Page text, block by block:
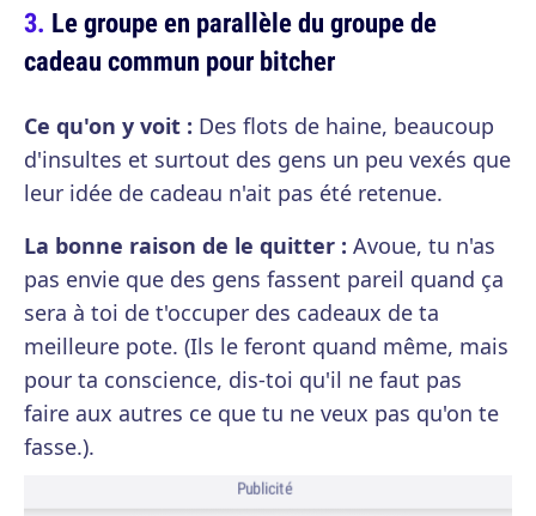
Le groupe en parallèle du groupe de
cadeau commun pour bitcher
Ce qu'on y voit : Des flots de haine, beaucoup
d'insultes et surtout des gens un peu vexés que
leur idée de cadeau n'ait pas été retenue.
La bonne raison de le quitter : Avoue, tu n'as
pas envie que des gens fassent pareil quand ça
sera à toi de t'occuper des cadeaux de ta
meilleure pote. (Ils le feront quand même, mais
pour ta conscience, dis-toi qu'il ne faut pas
faire aux autres ce que tu ne veux pas qu'on te
fasse.).
Publicité